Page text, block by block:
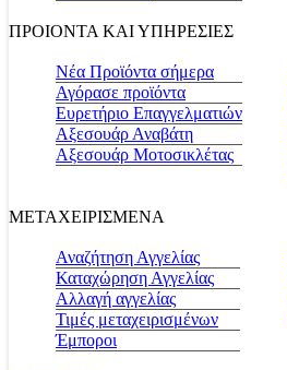
ΠΡΟΙΟΝΤΑ ΚΑΙ ΥΠΗΡΕΣΙΕΣ
Νέα Προϊόντα σήμερα
Αγόρασε προϊόντα
Ευρετήριο Επαγγελματιών
Αξεσουάρ Αναβάτη
Αξεσουάρ Μοτοσικλέτας
ΜΕΤΑΧΕΙΡΙΣΜΕΝΑ
Αναζήτηση Αγγελίας
Καταχώρηση Αγγελίας
Αλλαγή αγγελίας
Τιμές μεταχειρισμένων
Έμποροι